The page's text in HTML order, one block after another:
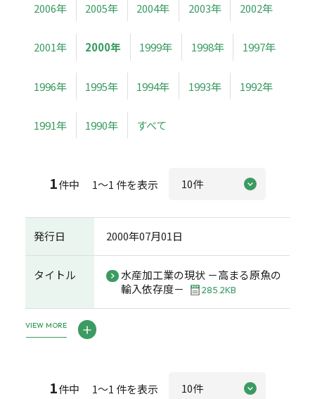
2006年 2005年 2004年 2003年 2002年
2001年 2000年 1999年 1998年 1997年
1996年 1995年 1994年 1993年 1992年
1991年 1990年 すべて
1件中 1～1 件を表示
発行日 2000年07月01日
タイトル
水産加工業の現状 －高まる原魚の
輸入依存度－
285.2KB
VIEW MORE
1件中 1～1 件を表示